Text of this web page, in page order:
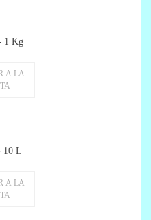
1 Kg
A LA
10 L
A LA